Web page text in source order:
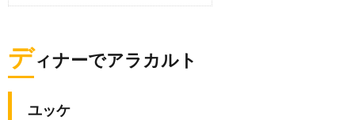
ディナーでアラカルト
ユッケ